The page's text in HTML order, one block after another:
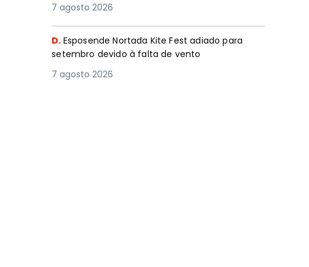
7 agosto 2026
D. Esposende Nortada Kite Fest adiado para
setembro devido à falta de vento
7 agosto 2026